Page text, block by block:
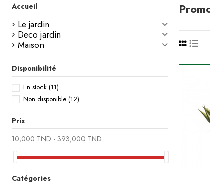
Accueil
Le jardin
Deco jardin
Maison
Disponibilité
En stock (11)
Non disponible (12)
Prix
10,000 TND - 393,000 TND
Catégories